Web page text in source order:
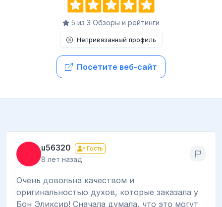
5 из 3 Обзоры и рейтинги
Непривязанный профиль
Посетите веб-сайт
u56320 Гость
8 лет назад
Очень довольна качеством и
оригинальностью духов, которые заказала у
Бон Эликсир! Сначала думала, что это могут